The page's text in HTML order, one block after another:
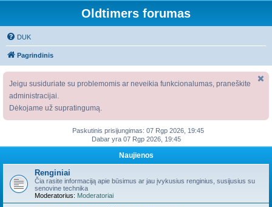
Oldtimers forumas
DUK
Pagrindinis
Jeigu susiduriate su problemomis ar neveikia funkcionalumas, praneškite
administracijai.
Dėkojame už supratingumą.
Paskutinis prisijungimas: 07 Rgp 2026, 19:45
Dabar yra 07 Rgp 2026, 19:45
Naujienos
Renginiai
Čia rasite informaciją apie būsimus ar jau įvykusius renginius, susijusius su
senovine technika
Moderatorius: Moderatoriai